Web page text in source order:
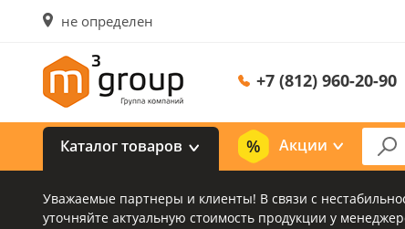
не определен
+7 (812) 960-20-90
Каталог товаров Акции
Уважаемые партнеры и клиенты! В связи с
уточняйте актуальную стоимость продукции у